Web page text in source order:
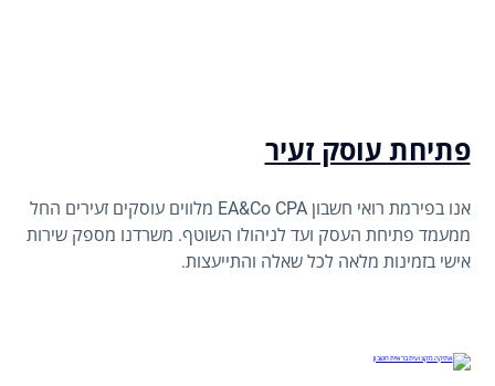
פתיחת עוסק זעיר
אנו בפירמת רואי חשבון EA&Co CPA מלווים עוסקים זעירים החל
ממעמד פתיחת העסק ועד לניהולו השוטף. משרדנו מספק שירות
אישי בזמינות מלאה לכל שאלה והתייעצות.